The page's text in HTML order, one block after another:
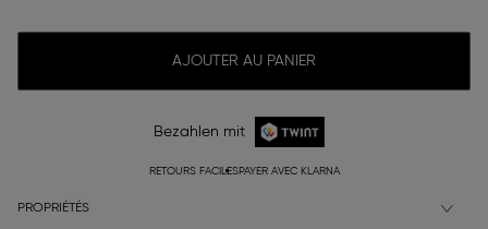
AJOUTER AU PANIER
Bezahlen mit
RETOURS FACILESPAYER AVEC KLARNA
PROPRIÉTÉS